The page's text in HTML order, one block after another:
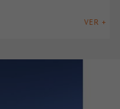
VER +